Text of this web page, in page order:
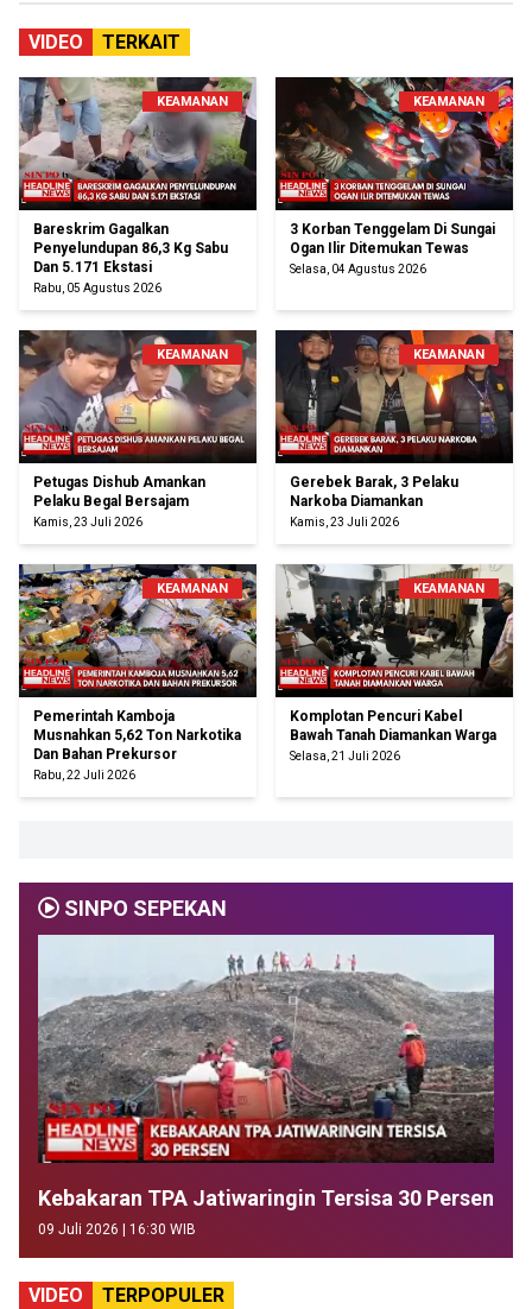
VIDEO TERKAIT
KEAMANAN
Bareskrim Gagalkan
Penyelundupan 86,3 Kg Sabu
Dan 5.171 Ekstasi
Rabu, 05 Agustus 2026
KEAMANAN
3 Korban Tenggelam Di Sungai
Ogan Ilir Ditemukan Tewas
Selasa, 04 Agustus 2026
KEAMANAN
Petugas Dishub Amankan
Pelaku Begal Bersajam
Kamis, 23 Juli 2026
KEAMANAN
Gerebek Barak, 3 Pelaku
Narkoba Diamankan
Kamis, 23 Juli 2026
KEAMANAN
Pemerintah Kamboja
Musnahkan 5,62 Ton Narkotika
Dan Bahan Prekursor
Rabu, 22 Juli 2026
KEAMANAN
Komplotan Pencuri Kabel
Bawah Tanah Diamankan Warga
Selasa, 21 Juli 2026
SINPO SEPEKAN
Kebakaran TPA Jatiwaringin Tersisa 30 Persen
09 Juli 2026 | 16:30 WIB
VIDEO TERPOPULER